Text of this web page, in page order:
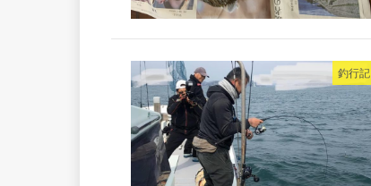
釣行記